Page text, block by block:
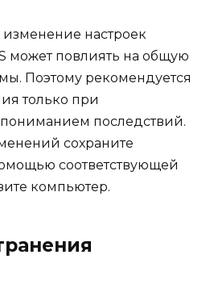
настроек
может повлиять на общую
Поэтому рекомендуется
только при
последствий.
сохраните
соответствующей
компьютер.